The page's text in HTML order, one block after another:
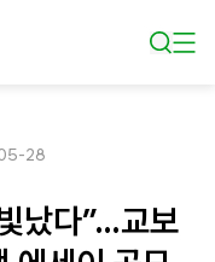
28
났다”…교보